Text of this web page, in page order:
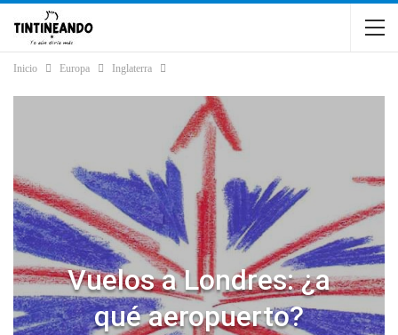
Inicio Europa Inglaterra
Vuelos a Londres: ¿a
qué aeropuerto?